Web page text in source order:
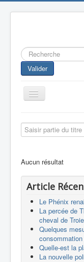
Rechercher
Valider
Toggle
Navigation
Aviation
Europespace
Drones
Saisir partie du titre
Aucun résultat
Article
Le Phénix
La percée de
cheval de
Quelques
Quelle-est la
La nouvelle